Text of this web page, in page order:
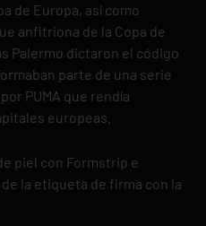
de Europa, así como
anfitriona de la Copa de
Palermo dictaron el código
parte de una serie
PUMA que rendía
europeas.
piel con Formstrip e
la etiqueta de firma con la